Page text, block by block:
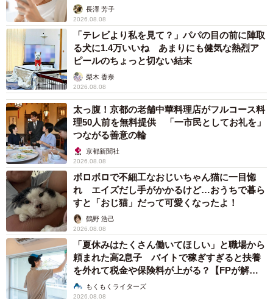
SNSユーザー達から
「熱炒より断然安く金牌が飲めますよね！料理も日本より
もボリュームあって味もよし！スイーツもおいしい。」
「なんかそういうテーマ店日本にもあったらいいのに(*´꒳`*)
ムリやろけど サイゼリヤ多国籍店みたいなね」
「え、都内店でも台湾メニューおねがいします 普通に食
べたいですー」
など数々の驚きの声が寄せられた今回の投稿。読者のみな
さんも台湾を訪れた際はぜひサイゼリヤをお試しいただき
たい。
ボンクレ台湾さん関連情報
Xアカウント：
https://x.com/cNV0sCwzwn69458
台湾サイゼリヤは台湾ビールがローカル店で呑むより手頃
で台湾限定メニューが豊富な所❤️
解説】長澤 芳子
2026.08.08
「テレビより私を見て？」パパの目の前に陣取
る犬に1.4万いいね あまりにも健気な熱烈ア
ピールのちょっと切ない結末
梨木 香奈
2026.08.08
太っ腹！京都の老舗中華料理店がフルコース料
理50人前を無料提供 「一市民としてお礼を」
つながる善意の輪
京都新聞社
2026.08.08
ボロボロで不細工なおじいちゃん猫に一目惚
れ エイズだし手がかかるけど…おうちで暮ら
すと「おじ猫」だって可愛くなったよ！
鶴野 浩己
2026.08.08
「夏休みはたくさん働いてほしい」と職場から
頼まれた高2息子 バイトで稼ぎすぎると扶養
を外れて税金や保険料が上がる？【FPが解
説】もくもくライターズ
2026.08.08